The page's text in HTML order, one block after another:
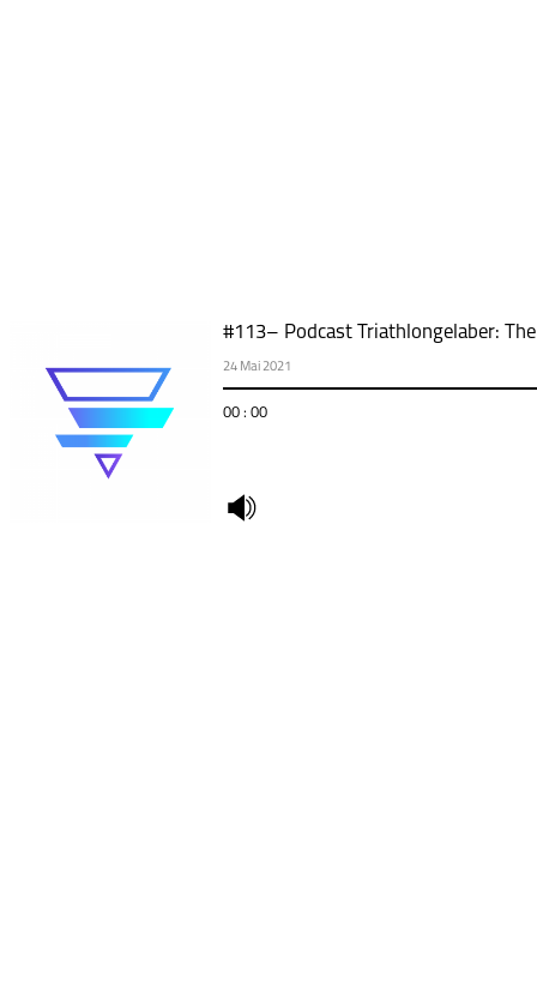
#113– Podcast Triathlongelaber:
24 Mai 2021
00 : 00